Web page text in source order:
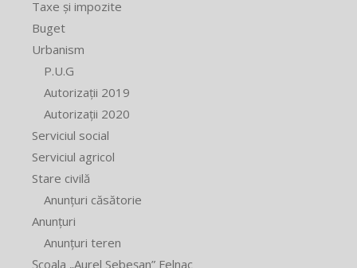
Taxe și impozite
Buget
Urbanism
P.U.G
Autorizații 2019
Autorizații 2020
Serviciul social
Serviciul agricol
Stare civilă
Anunțuri căsătorie
Anunțuri
Anunțuri teren
Școala „Aurel Sebeșan” Felnac